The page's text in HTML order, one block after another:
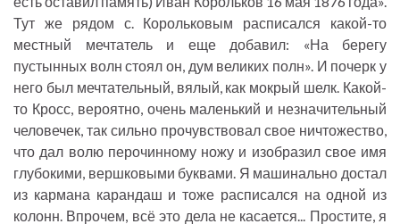
Тут же рядом с. Корольковым расписался какой-то
местный мечтатель и еще добавил: «На берегу
пустынных волн стоял он, дум великих полн». И почерк у
него был мечтательный, вялый, как мокрый шелк. Какой-
то Кросс, вероятно, очень маленький и незначительный
человечек, так сильно прочувствовал свое ничтожество,
что дал волю перочинному ножу и изобразил свое имя
глубокими, вершковыми буквами. Я машинально достал
из кармана карандаш и тоже расписался на одной из
колонн. Впрочем, всё это дела не касается... Простите, я